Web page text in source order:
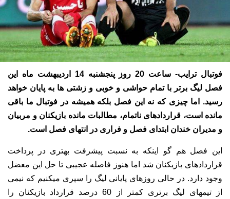
فوتبال ترایب- ساعت 20 روز پنجشنبه 14 اردیبهشت ماه این
فصل لیگ برتر با تمام حواشی و خوبی و زشتی ها به پایان خواهد
رسید. اما چیزی که نه این فصل بلکه همیشه در فوتبال ما باقی
مانده است، قراردادهای ناتمام، مطالبات مانده بازیکنان و مربیان
و مدیران خندان ابتدای فصل و فراری در انتهای فصل است.
این فصل هم گو اینکه به نسبت پیشرفت بهتری در پرداخت
قراردادهای بازیکنان شد اما هنوز فاصله عجیبی تا حل این معضل
وجود دارد. در حالی روزهای پایانی لیگ را سپری میکنیم که نیمی
از تیمهای لیگ برتری کمتر از 60 درصد قرارداد بازیکنان را